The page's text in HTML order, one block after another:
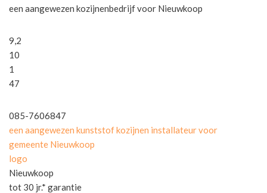
een aangewezen kozijnenbedrijf voor Nieuwkoop
9,2
10
1
47
085-7606847
een aangewezen kunststof kozijnen installateur voor
gemeente Nieuwkoop
logo
Nieuwkoop
tot 30 jr.* garantie